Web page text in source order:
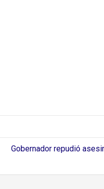
Gobernador repudió